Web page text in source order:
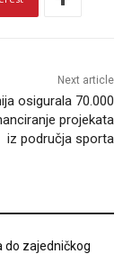
Next article
osigurala 70.000
projekata
iz područja sporta
do zajedničkog